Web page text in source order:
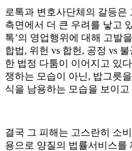
로톡과 변호사단체의 갈등은
측면에서 더 큰 우려를 낳고
톡’의 영업행위에 대해 고발
합법, 위헌 vs 합헌, 공정 vs
한 법정 다툼이 이어지고 있
쟁하는 모습이 아닌, 밥그릇
식을 남용하는 모습을 보이
결국 그 피해는 고스란히 소
용으로 양질의 법률서비스를